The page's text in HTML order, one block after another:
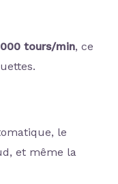
tours/min, ce
le
et même la